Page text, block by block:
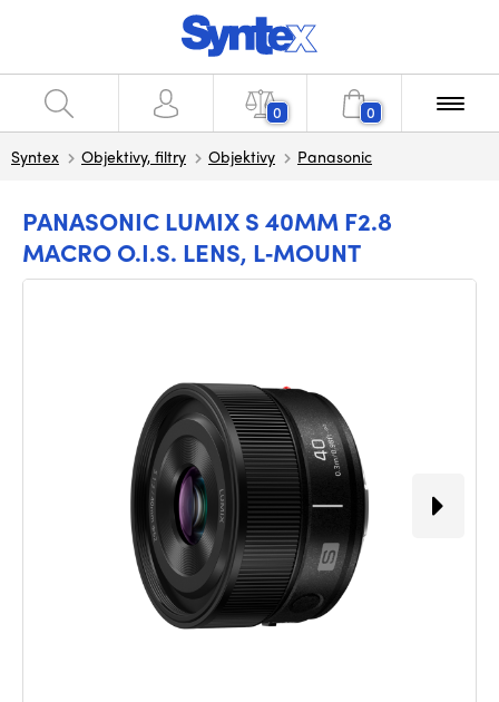
0 0
Syntex Objektivy, filtry Objektivy Panasonic
PANASONIC LUMIX S 40MM F2.8
MACRO O.I.S. LENS, L‑MOUNT